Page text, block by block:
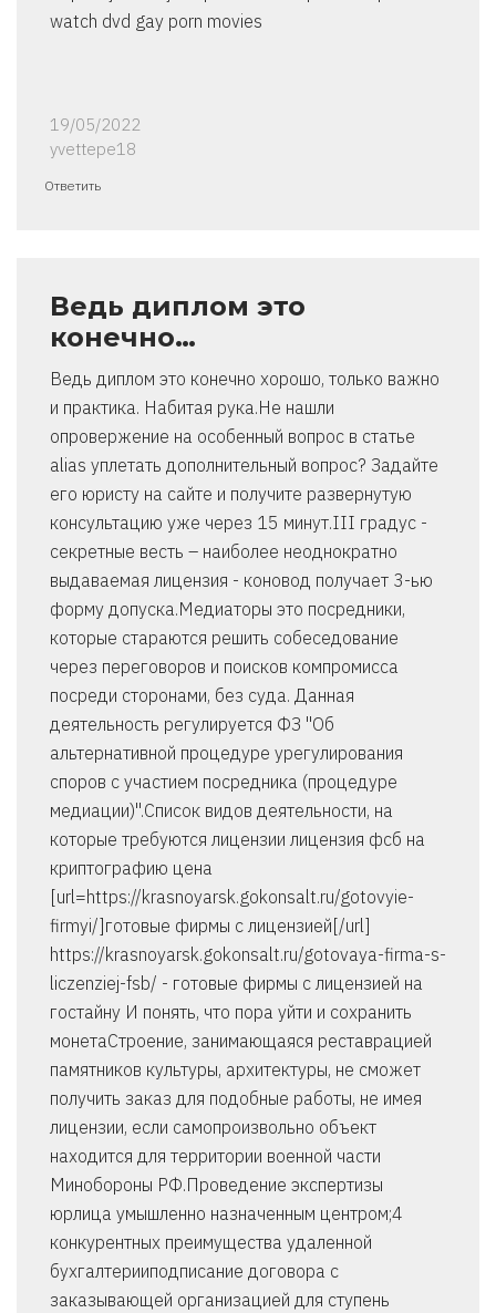
watch dvd gay porn movies
19/05/2022
yvettepe18
Ответить
Ведь диплом это
конечно…
Ведь диплом это конечно хорошо, только важно
и практика. Набитая рука.Не нашли
опровержение на особенный вопрос в статье
alias уплетать дополнительный вопрос? Задайте
его юристу на сайте и получите развернутую
консультацию уже через 15 минут.III градус -
секретные весть – наиболее неоднократно
выдаваемая лицензия - коновод получает 3-ью
форму допуска.Медиаторы это посредники,
которые стараются решить собеседование
через переговоров и поисков компромисса
посреди сторонами, без суда. Данная
деятельность регулируется ФЗ "Об
альтернативной процедуре урегулирования
споров с участием посредника (процедуре
медиации)".Список видов деятельности, на
которые требуются лицензии лицензия фсб на
криптографию цена
[url=https://krasnoyarsk.gokonsalt.ru/gotovyie-
firmyi/]готовые фирмы с лицензией[/url]
https://krasnoyarsk.gokonsalt.ru/gotovaya-firma-s-
liczenziej-fsb/ - готовые фирмы с лицензией на
гостайну И понять, что пора уйти и сохранить
монетаСтроение, занимающаяся реставрацией
памятников культуры, архитектуры, не сможет
получить заказ для подобные работы, не имея
лицензии, если самопроизвольно объект
находится для территории военной части
Минобороны РФ.Проведение экспертизы
юрлица умышленно назначенным центром;4
конкурентных преимущества удаленной
бухгалтерииподписание договора с
заказывающей организацией для ступень